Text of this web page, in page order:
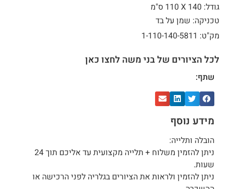
גודל: 140 X
110 ס"מ
טכניקה: שמן על בד
מק"ט: 1-110-140-5811
לכל הציורים של בני משה לחצו כאן
שתף:
מידע נוסף
הובלה ותלייה:
ניתן להזמין משלוח + תלייה מקצועית עד אליכם תוך 24
שעות.
ניתן להזמין ולראות את הציורים בגלריה לפני הרכישה או